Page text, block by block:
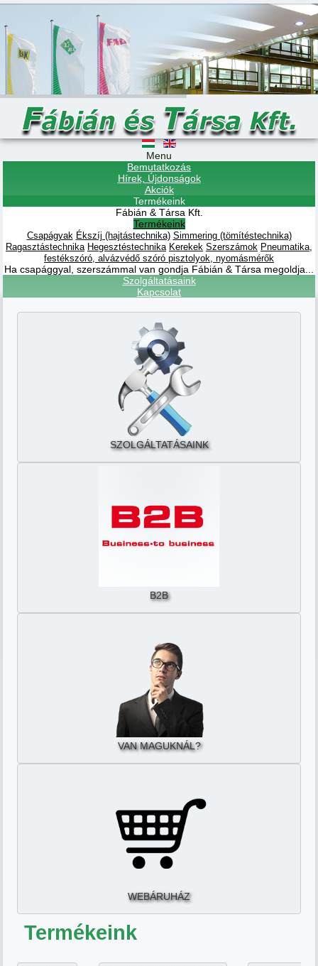
Menu
Bemutatkozás
Hírek, Újdonságok
Akciók
Termékeink
Fábián & Társa Kft.
Termékeink
Csapágyak Ékszíj (hajtástechnika) Simmering (tömítéstechnika)
Ragasztástechnika Hegesztéstechnika Kerekek Szerszámok Pneumatika,
festékszóró, alvázvédő szóró pisztolyok, nyomásmérők
Ha csapággyal, szerszámmal van gondja Fábián & Társa megoldja...
Szolgáltatásaink
Kapcsolat
SZOLGÁLTATÁSAINK
B2B
VAN MAGUKNÁL?
WEBÁRUHÁZ
Termékeink